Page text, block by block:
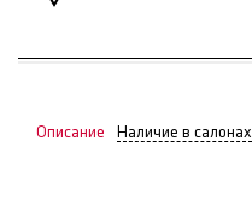
Описание Наличие в салонах